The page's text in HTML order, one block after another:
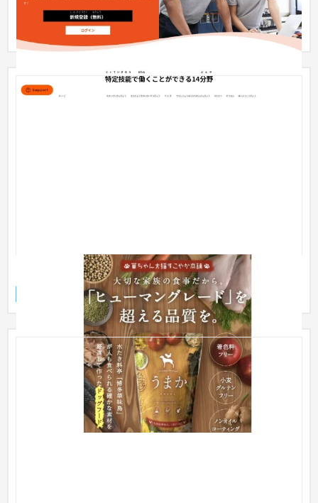
ジになるよう考慮しました。 またお問い合わせにつながるよ
う、ペー...
ドッグフード「うまか」
ランディングページ ペット